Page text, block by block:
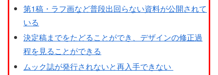
第1稿・ラフ画など普段出回らない資料が公開されて
いる
決定稿までをたどることができ、デザインの修正過
程を見ることができる
ムック誌が発行されないと再入手できない